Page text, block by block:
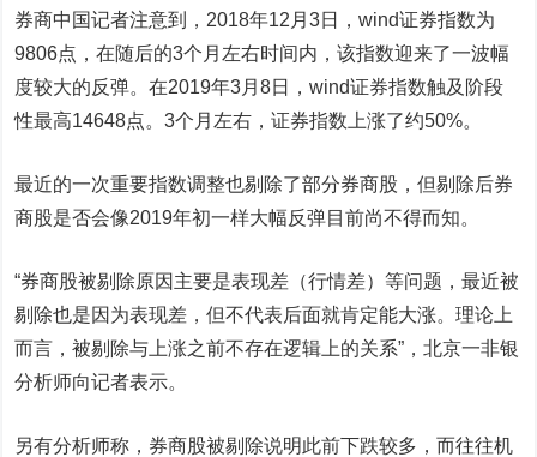
券商中国记者注意到，2018年12月3日，wind证券指数为
9806点，在随后的3个月左右时间内，该指数迎来了一波幅
度较大的反弹。在2019年3月8日，wind证券指数触及阶段
性最高14648点。3个月左右，证券指数上涨了约50%。
最近的一次重要指数调整也剔除了部分券商股，但剔除后券
商股是否会像2019年初一样大幅反弹目前尚不得而知。
“券商股被剔除原因主要是表现差（行情差）等问题，最近被
剔除也是因为表现差，但不代表后面就肯定能大涨。理论上
而言，被剔除与上涨之前不存在逻辑上的关系”，北京一非银
分析师向记者表示。
另有分析师称，券商股被剔除说明此前下跌较多，而往往机